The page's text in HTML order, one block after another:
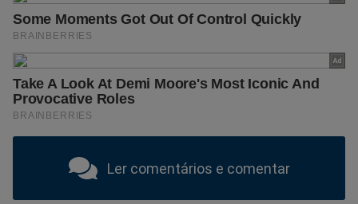
Ler comentários e comentar